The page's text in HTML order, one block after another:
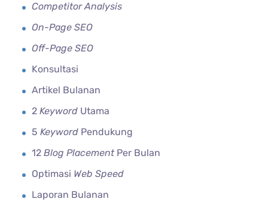
Competitor Analysis
On-Page SEO
Off-Page SEO
Konsultasi
Artikel Bulanan
2Keyword Utama
5Keyword Pendukung
12Blog PlacementPer Bulan
Optimasi Web Speed
Laporan Bulanan